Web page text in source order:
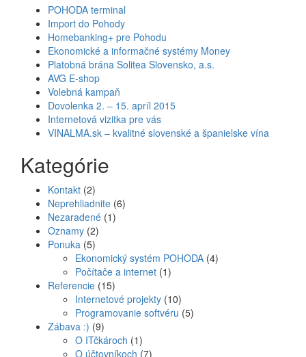
POHODA terminal
Import do Pohody
Homebanking+ pre Pohodu
Ekonomické a informačné systémy Money
Platobná brána Solitea Slovensko, a.s.
AVG E-shop
Volebná kampaň
Dovolenka 2. – 15. apríl 2015
Internetová vizitka pre vás
VINALMA.sk – kvalitné slovenské a španielske vína
Kategórie
Kontakt (2)
Neprehliadnite (6)
Nezaradené (1)
Oznamy (2)
Ponuka (5)
Ekonomický systém POHODA (4)
Počítače a internet (1)
Referencie (15)
Internetové projekty (10)
Programovanie softvéru (5)
Zábava :) (9)
O ITčkároch (1)
O účtovníkoch (7)